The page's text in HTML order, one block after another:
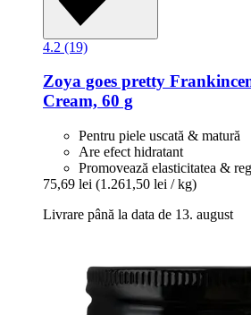
4.2 (19)
Zoya goes pretty
Cream, 60 g
Pentru piele uscată & matură
Are efect hidratant
Promovează elasticitatea &
75,69 lei (1.261,50 lei / kg)
Livrare până la data de 13. august